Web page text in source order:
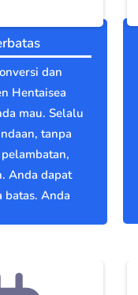
dan
Hentaisea
mau. Selalu
tanpa
Anda dapat
batas. Anda